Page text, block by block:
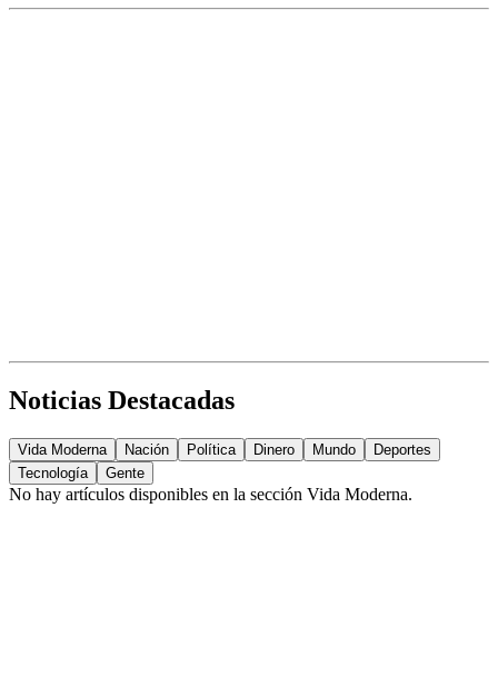
Noticias Destacadas
Vida Moderna Nación Política Dinero Mundo
Deportes
Tecnología
Gente
No hay artículos disponibles en la sección Vida Moderna.